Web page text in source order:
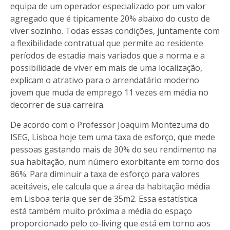
equipa de um operador especializado por um valor
agregado que é tipicamente 20% abaixo do custo de
viver sozinho. Todas essas condições, juntamente com
a flexibilidade contratual que permite ao residente
períodos de estadia mais variados que a norma e a
possibilidade de viver em mais de uma localização,
explicam o atrativo para o arrendatário moderno
jovem que muda de emprego 11 vezes em média no
decorrer de sua carreira.
De acordo com o Professor Joaquim Montezuma do
ISEG, Lisboa hoje tem uma taxa de esforço, que mede
pessoas gastando mais de 30% do seu rendimento na
sua habitação, num número exorbitante em torno dos
86%. Para diminuir a taxa de esforço para valores
aceitáveis, ele calcula que a área da habitação média
em Lisboa teria que ser de 35m2. Essa estatística
está também muito próxima a média do espaço
proporcionado pelo co-living que está em torno aos